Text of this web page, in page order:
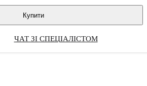
Купити
ЧАТ ЗІ СПЕЦІАЛІСТОМ